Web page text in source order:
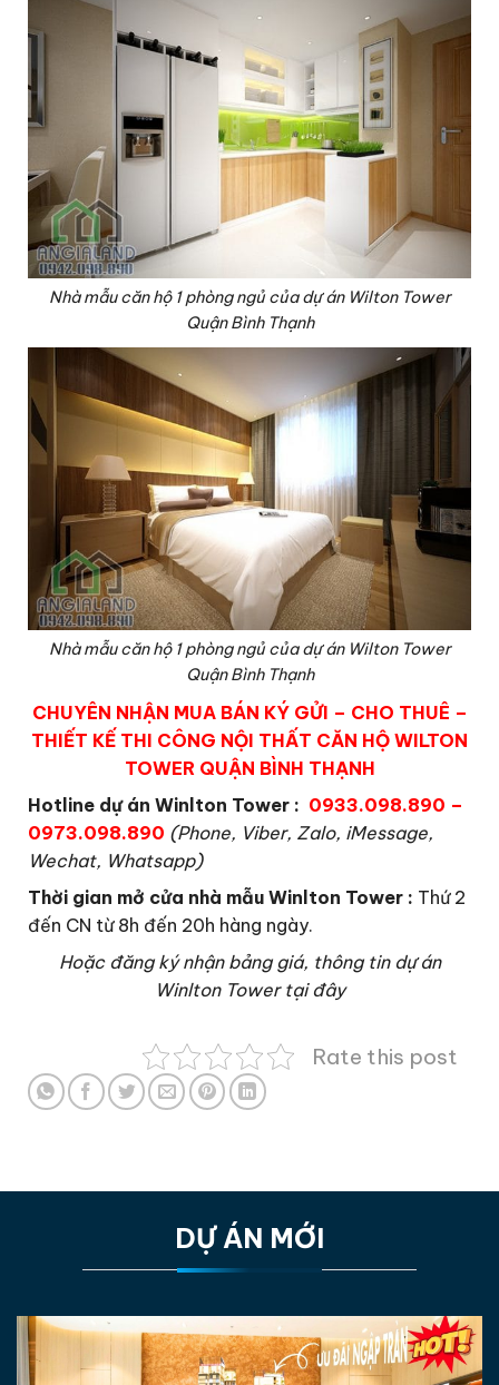
Nhà mẫu căn hộ 1 phòng ngủ của dự án Wilton Tower
Quận Bình Thạnh
Nhà mẫu căn hộ 1 phòng ngủ của dự án Wilton Tower
Quận Bình Thạnh
CHUYÊN NHẬN MUA BÁN KÝ GỬI – CHO THUÊ –
THIẾT KẾ THI CÔNG NỘI THẤT CĂN HỘ WILTON
TOWER QUẬN BÌNH THẠNH
Hotline dự án Winlton Tower : 0933.098.890 –
0973.098.890 (Phone, Viber, Zalo, iMessage,
Wechat, Whatsapp)
Thời gian mở cửa nhà mẫu Winlton Tower : Thứ 2
đến CN từ 8h đến 20h hàng ngày.
Hoặc đăng ký nhận bảng giá, thông tin dự án
Winlton Tower tại đây
Rate this post
DỰ ÁN MỚI